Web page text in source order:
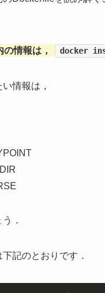
の情報は， docker
情報は，
．
記のとおりです．